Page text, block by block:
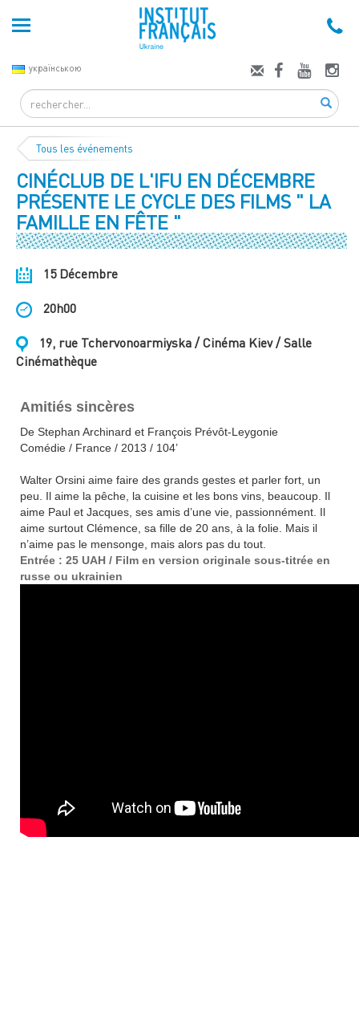
українською
Search
Tous les événements
CINÉCLUB DE L'IFU EN DÉCEMBRE
PRÉSENTE LE CYCLE DES FILMS " LA
FAMILLE EN FÊTE "
15 Décembre
20h00
19, rue Tchervonoarmiyska / Cinéma Kiev / Salle
Cinémathèque
Amitiés sincères
De Stephan Archinard et François Prévôt-Leygonie
Comédie / France / 2013 / 104’
Walter Orsini aime faire des grands gestes et parler fort, un
peu. Il aime la pêche, la cuisine et les bons vins, beaucoup. Il
aime Paul et Jacques, ses amis d’une vie, passionnément. Il
aime surtout Clémence, sa fille de 20 ans, à la folie. Mais il
n’aime pas le mensonge, mais alors pas du tout.
Entrée : 25 UAH / Film en version originale sous-titrée en
russe ou ukrainien